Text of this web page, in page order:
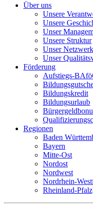
Über uns
Unsere
Unsere
Unser
Unsere Struktur
Unser Netzwerk
Unser
Förderung
Aufstiegs-
Bildungskredit
Bildungsurlaub
Regionen
Baden
Bayern
Mitte-Ost
Nordost
Nordwest
Nordrhein-
Rheinland-